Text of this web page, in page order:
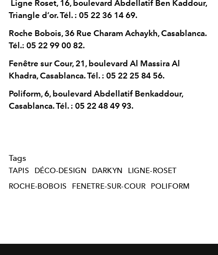
Ligne Roset, 16, boulevard Abdellatif Ben Kaddour,
Triangle d’or. Tél. : 05 22 36 14 69.
Roche Bobois, 36 Rue Charam Achaykh, Casablanca.
Tél.: 05 22 99 00 82.
Fenêtre sur Cour, 21, boulevard Al Massira Al
Khadra, Casablanca. Tél. : 05 22 25 84 56.
Poliform, 6, boulevard Abdellatif Benkaddour,
Casablanca. Tél. : 05 22 48 49 93.
Tags
TAPIS DÉCO-DESIGN DARKYN
LIGNE-ROSET
ROCHE-BOBOIS
FENETRE-SUR-COUR POLIFORM